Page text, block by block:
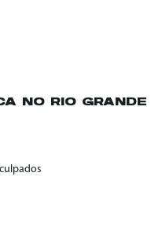
NO RIO GRANDE